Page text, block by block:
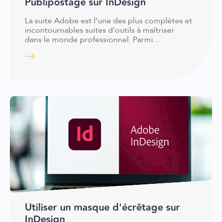
La suite Adobe est l’une des plus complètes et
incontournables suites d’outils à maîtriser
dans le monde professionnel. Parmi…
Utiliser un masque d'écrêtage sur